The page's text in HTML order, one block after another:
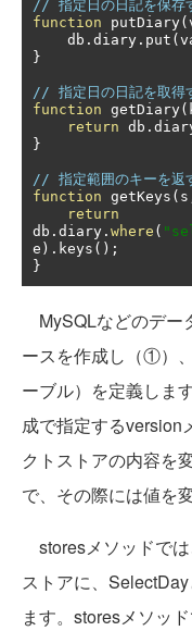
// 指定日の日記を保存
function putDiary(
    db
. diary . put (
}
// 指定日の日記を取得
function getDiary(
return db .
}
// 指定範囲のキーを返
function getKeys ( s
return
db . diary . where (
e ). keys ();
}
MySQLなどのデー
ースを作成し（①）
ーブル）を定義しま
成で指定するversion
クトストアの内容を
で、その際には値を
storesメソッドで
ストアに、
ます。storesメソッ